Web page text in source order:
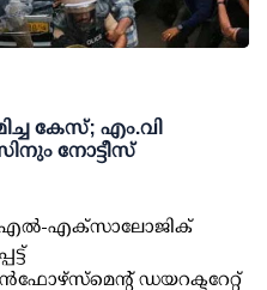
കേസ്; എം.വി
നോട്ടീസ്
എക്‌സാലോജിക്
ഡയറക്ടറേറ്റ്